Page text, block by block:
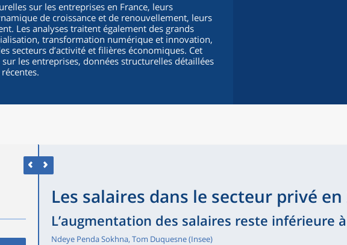
sur les entreprises en France, leurs
de croissance et de renouvellement, leurs
Les analyses traitent également des grands
transformation numérique et innovation,
secteurs d’activité et filières économiques. Cet
les entreprises, données structurelles détaillées
Les salaires dans le secteur privé en
L’augmentation des salaires reste inférieure
Ndeye Penda Sokhna, Tom Duquesne (Insee)